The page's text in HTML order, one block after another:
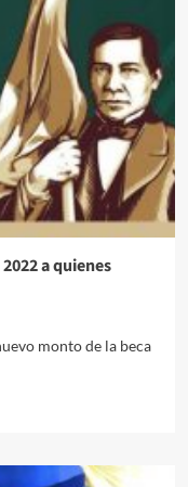
a quienes
monto de la beca